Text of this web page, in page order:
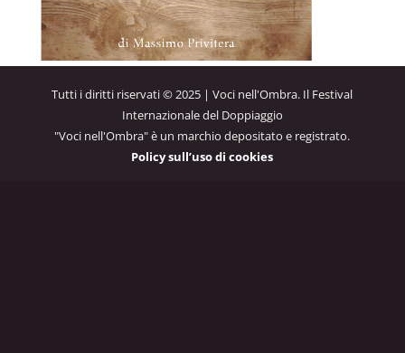
Tutti i diritti riservati © 2025 | Voci nell'Ombra. Il Festival
Internazionale del Doppiaggio
"Voci nell'Ombra" è un marchio depositato e registrato.
Policy sull’uso di cookies